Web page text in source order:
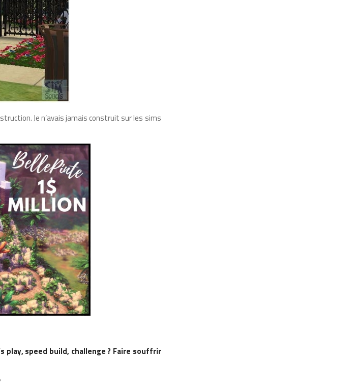
Je n’avais jamais construit sur les sims
play, speed build, challenge ? Faire souffrir